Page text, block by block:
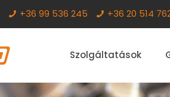
+36 99 536 245 +36 20 514
Szolgáltatások